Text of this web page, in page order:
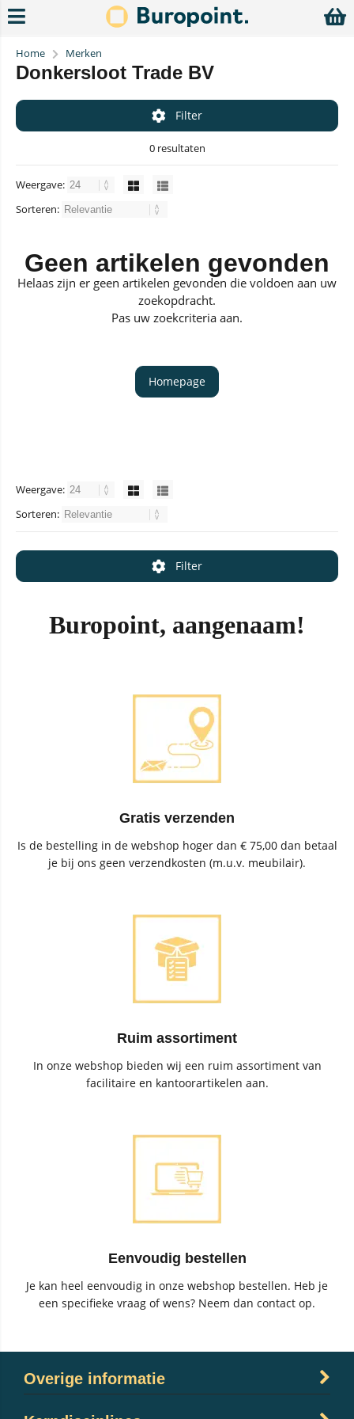
Home Merken
Donkersloot Trade BV
Filter
0 resultaten
Weergave:
Sorteren:
Geen artikelen gevonden
Helaas zijn er geen artikelen gevonden die voldoen aan uw
zoekopdracht.
Pas uw zoekcriteria aan.
Homepage
Weergave:
Sorteren:
Filter
Buropoint, aangenaam!
Gratis verzenden
Is de bestelling in de webshop hoger dan € 75,00 dan betaal
je bij ons geen verzendkosten (m.u.v. meubilair).
Ruim assortiment
In onze webshop bieden wij een ruim assortiment van
facilitaire en kantoorartikelen aan.
Eenvoudig bestellen
Je kan heel eenvoudig in onze webshop bestellen. Heb je
een specifieke vraag of wens? Neem dan contact op.
Overige informatie